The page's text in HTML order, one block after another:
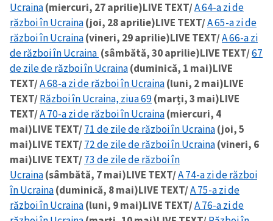
Ucraina(miercuri, 27 aprilie)LIVE TEXT/A 64-a zi de
război în Ucraina(joi, 28 aprilie)LIVE TEXT/A 65-a zi de
război în Ucraina(vineri, 29 aprilie)LIVE TEXT/A 66-a zi
de război în Ucraina (sâmbătă, 30 aprilie)LIVE TEXT/67
de zile de război în Ucraina(duminică, 1 mai)LIVE
TEXT/A 68-a zi de război în Ucraina(luni, 2 mai)LIVE
TEXT/Război în Ucraina, ziua 69(marți, 3 mai)LIVE
TEXT/A 70-a zi de război în Ucraina(miercuri, 4
mai)LIVE TEXT/71 de zile de război în Ucraina(joi, 5
mai)LIVE TEXT/72 de zile de război în Ucraina(vineri, 6
mai)LIVE TEXT/73 de zile de război în
Ucraina(sâmbătă, 7 mai)LIVE TEXT/A 74-a zi de război
în Ucraina(duminică, 8 mai)LIVE TEXT/A 75-a zi de
război în Ucraina(luni, 9 mai)LIVE TEXT/A 76-a zi de